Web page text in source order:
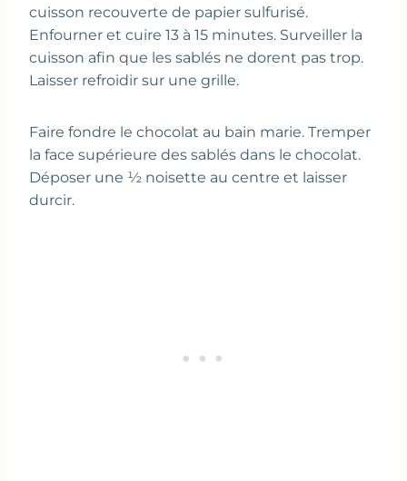
cuisson recouverte de papier sulfurisé.
Enfourner et cuire 13 à 15 minutes. Surveiller la
cuisson afin que les sablés ne dorent pas trop.
Laisser refroidir sur une grille.
Faire fondre le chocolat au bain marie. Tremper
la face supérieure des sablés dans le chocolat.
Déposer une ½ noisette au centre et laisser
durcir.